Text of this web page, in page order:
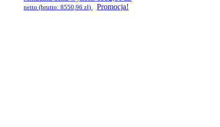
netto (brutto: 8550,96 zł) Promocja!